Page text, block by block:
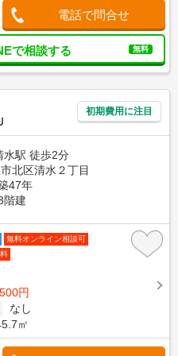
電話で問合せ
で相談する 無料
初期費用に注目
水駅 徒歩2分
北区清水２丁目
47年
階建
無料オンライン相談可
円
なし
㎡